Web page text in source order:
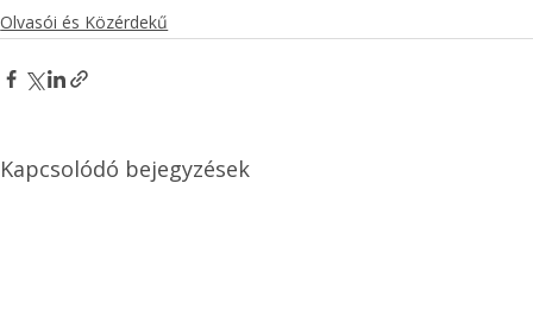
Olvasói és Közérdekű
Kapcsolódó bejegyzések